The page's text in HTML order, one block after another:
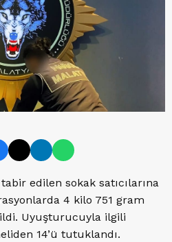
tabir edilen sokak satıcılarına
4 kilo 751 gram
Uyuşturucuyla ilgili
14’ü tutuklandı.